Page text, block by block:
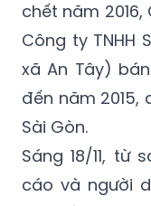
buộc có tội vì…
là 18,1ha đất
chết năm
Công ty TNHH
xã An Tây)
đến năm 2015,
Sài Gòn.